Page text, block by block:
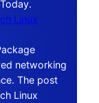
Linux
networking
The post
Linux